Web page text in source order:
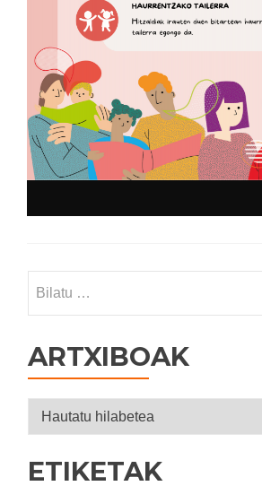
ARTXIBOAK
Artxiboak
ETIKETAK